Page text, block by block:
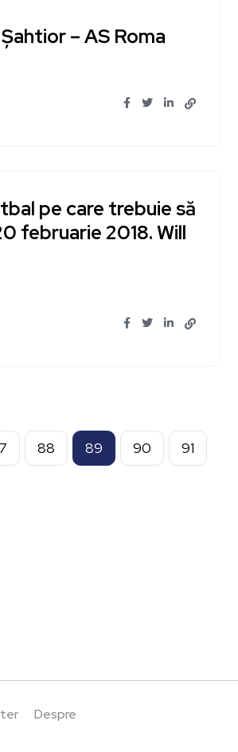
– AS Roma
pe care trebuie să
februarie 2018. Will
88 89 90 91
Despre